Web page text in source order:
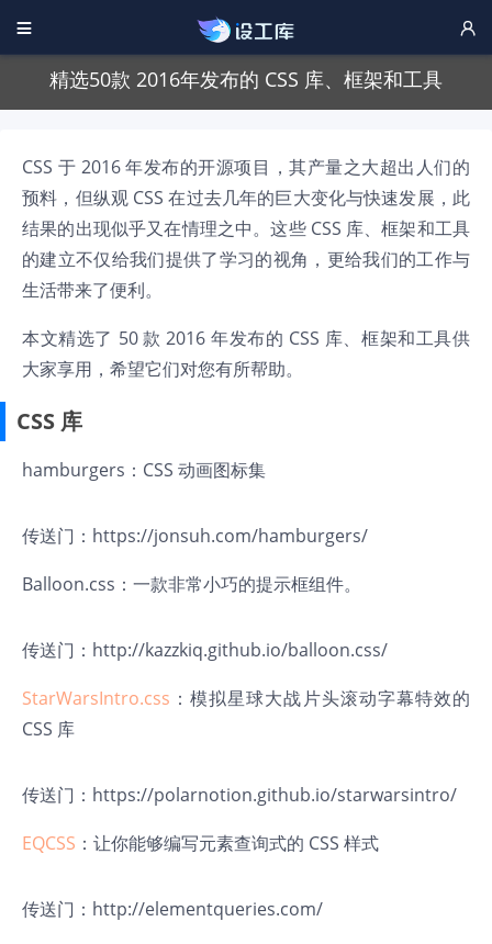
 
精选50款 2016年发布的 CSS 库、框架和工具
CSS 于 2016 年发布的开源项目，其产量之大超出人们的
预料，但纵观 CSS 在过去几年的巨大变化与快速发展，此
结果的出现似乎又在情理之中。这些 CSS 库、框架和工具
的建立不仅给我们提供了学习的视角，更给我们的工作与
生活带来了便利。
本文精选了 50 款 2016 年发布的 CSS 库、框架和工具供
大家享用，希望它们对您有所帮助。
CSS 库
hamburgers ：CSS 动画图标集
传送门： https://jonsuh.com/hamburgers/
Balloon.css ：一款非常小巧的提示框组件。
传送门： http://kazzkiq.github.io/balloon.css/
StarWarsIntro.css ：模拟星球大战片头滚动字幕特效的
CSS 库
传送门： https://polarnotion.github.io/starwarsintro/
EQCSS ：让你能够编写元素查询式的 CSS 样式
传送门： http://elementqueries.com/